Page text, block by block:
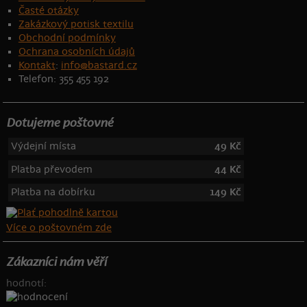
Časté otázky
Zakázkový potisk textilu
Obchodní podmínky
Ochrana osobních údajů
Kontakt: info@bastard.cz
Telefon: 355 455 192
Dotujeme poštovné
Výdejní místa
49 Kč
Platba převodem
44 Kč
Platba na dobírku
149 Kč
Více o poštovném zde
Zákazníci nám věří
hodnotí: